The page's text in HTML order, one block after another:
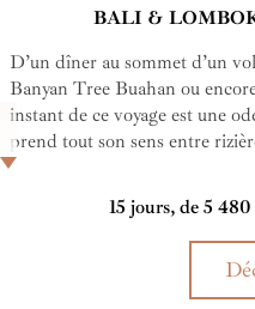
BALI &
D’un dîner au sommet d’un
Banyan Tree Buahan ou
instant de ce voyage est une
prend tout son sens entre
retraites luxueuses face à
15 jours, de 5